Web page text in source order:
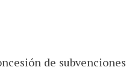
de subvenciones